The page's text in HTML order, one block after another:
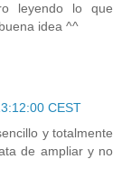
leyendo lo que
idea ^^
CEST
y totalmente
de ampliar y no